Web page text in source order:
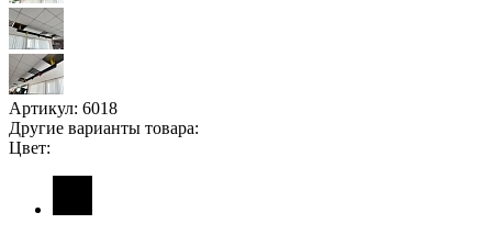
Артикул: 6018
Другие варианты товара:
Цвет: